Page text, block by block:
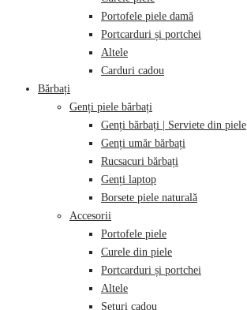
Portofele piele damă
Portcarduri și portchei
Altele
Carduri cadou
Bărbați
Genți piele bărbați
Genți bărbați | Serviete din piele
Genți umăr bărbați
Rucsacuri bărbați
Genți laptop
Borsete piele naturală
Accesorii
Portofele piele
Curele din piele
Portcarduri și portchei
Altele
Seturi cadou